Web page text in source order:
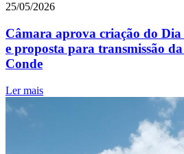
25/05/2026
Câmara aprova criação do
e proposta para transmissão
Conde
Ler mais